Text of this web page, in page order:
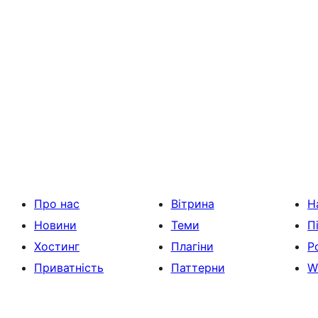
Про нас
Новини
Хостинг
Приватність
Вітрина
Теми
Плагіни
Паттерни